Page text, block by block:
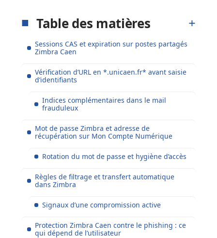
Table des matières
Sessions CAS et expiration sur postes partagés
Zimbra Caen
Vérification d’URL en *.unicaen.fr* avant saisie
d’identifiants
Indices complémentaires dans le mail
frauduleux
Mot de passe Zimbra et adresse de
récupération sur Mon Compte Numérique
Rotation du mot de passe et hygiène d’accès
Règles de filtrage et transfert automatique
dans Zimbra
Signaux d’une compromission active
Protection Zimbra Caen contre le phishing : ce
qui dépend de l’utilisateur